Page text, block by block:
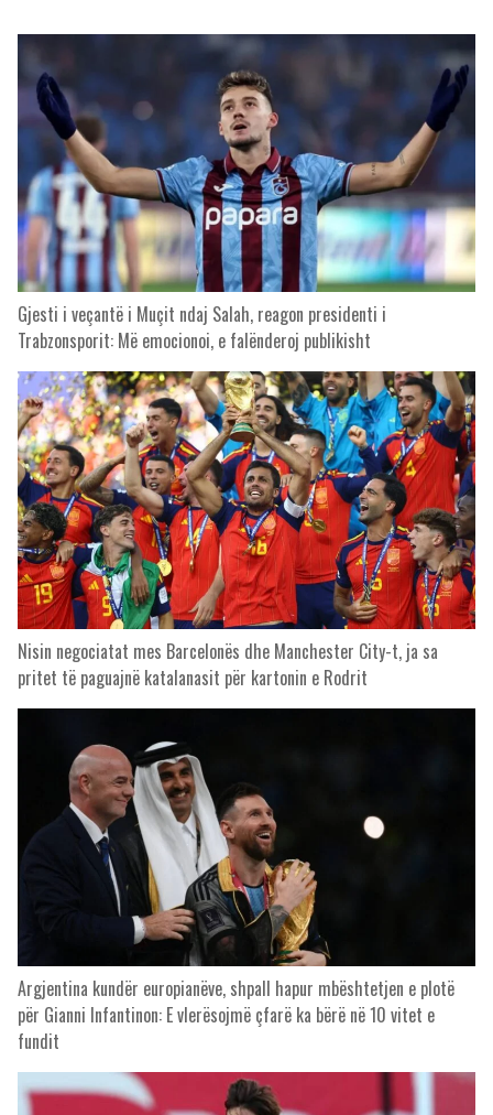
Gjesti i veçantë i Muçit ndaj Salah, reagon presidenti i
Trabzonsporit: Më emocionoi, e falënderoj publikisht
Nisin negociatat mes Barcelonës dhe Manchester City-t, ja sa
pritet të paguajnë katalanasit për kartonin e Rodrit
Argjentina kundër europianëve, shpall hapur mbështetjen e plotë
për Gianni Infantinon: E vlerësojmë çfarë ka bërë në 10 vitet e
fundit